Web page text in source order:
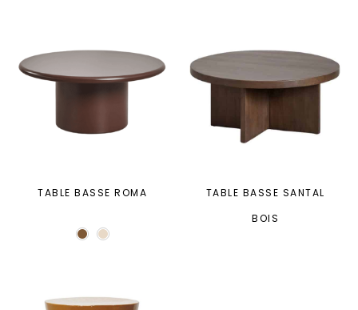
TABLE BASSE ROMA
TABLE BASSE SANTAL
BOIS